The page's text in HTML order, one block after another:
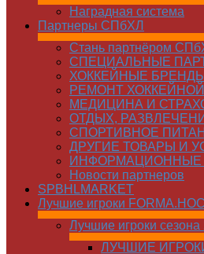
Наградная система
Партнеры СПбХЛ
Стань партнёром
СПЕЦИАЛЬНЫЕ
ХОККЕЙНЫЕ
РЕМОНТ
МЕДИЦИНА И
ОТДЫХ,
СПОРТИВНОЕ
ДРУГИЕ ТОВАРЫ И
ИНФОРМАЦИОННЫЕ
Новости партнеров
SPBHLMARKET
Лучшие игроки
Лучшие игроки сезона
ЛУЧШИЕ